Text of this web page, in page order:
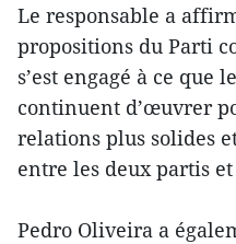
Le responsable a
propositions du Parti
s’est engagé à ce que
continuent d’œuvrer
relations plus solides
entre les deux partis
Pedro Oliveira a